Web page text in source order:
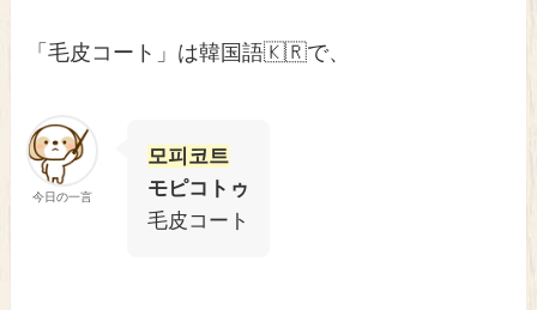
「毛皮コート」は韓国語🇰🇷で、
今日の一言
모피코트
モピコトゥ
毛皮コート